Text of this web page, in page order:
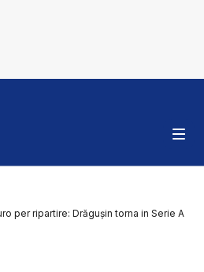
per ripartire: Drăgușin torna in Serie A